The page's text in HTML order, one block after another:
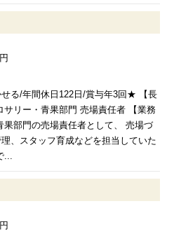
る/年間休日122日/賞与年3回★ 【長
リー・青果部門 売場責任者 【業務
部門の売場責任者として、 売場づ
、スタッフ育成などを担当していた
...